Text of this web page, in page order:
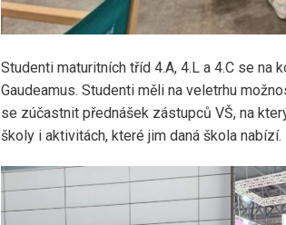
Studenti maturitních tříd 4.A, 4.L a 4.C se na
Gaudeamus. Studenti měli na veletrhu
se zúčastnit přednášek zástupců VŠ, na
školy i aktivitách, které jim daná škola nabízí.